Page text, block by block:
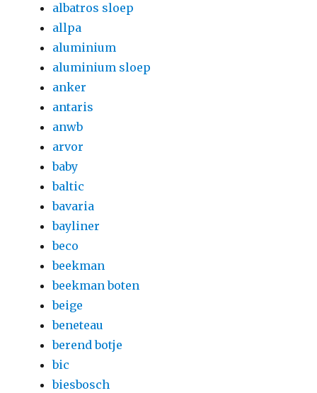
albatros sloep
allpa
aluminium
aluminium sloep
anker
antaris
anwb
arvor
baby
baltic
bavaria
bayliner
beco
beekman
beekman boten
beige
beneteau
berend botje
bic
biesbosch